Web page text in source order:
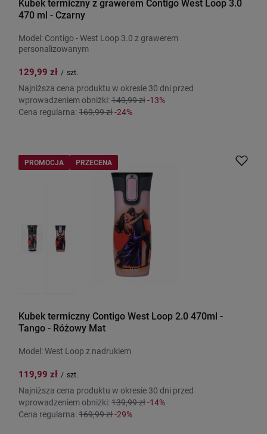
Kubek termiczny z grawerem Contigo West Loop 3.0
470 ml - Czarny
Model: Contigo - West Loop 3.0 z grawerem
personalizowanym
129,99 zł / szt.
Najniższa cena produktu w okresie 30 dni przed
wprowadzeniem obniżki:149,99 zł-13%
Cena regularna:169,99 zł-24%
PROMOCJA PRZECENA
Kubek termiczny Contigo West Loop 2.0 470ml -
Tango - Różowy Mat
Model: West Loop z nadrukiem
119,99 zł / szt.
Najniższa cena produktu w okresie 30 dni przed
wprowadzeniem obniżki:139,99 zł-14%
Cena regularna:169,99 zł-29%